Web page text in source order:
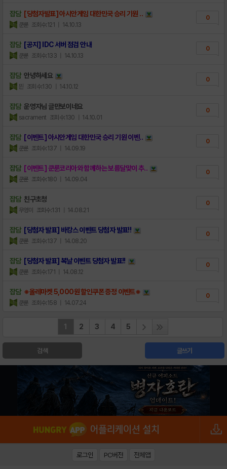
잡담 [당첨자발표] 아시안게임 대한민국 승리 기원 ..
쿤룬 조회수:121 | 14.10.13
0
잡담 [공지] IDC 서버 점검 안내
쿤룬 조회수:133 | 14.10.13
0
잡담 안녕하세요
믠 조회수:130 | 14.10.12
0
잡담 운영자님 글만보이네요
sacrament 조회수:130 | 14.10.01
0
잡담 [이벤트] 아시안게임 대한민국 승리 기원 이벤..
쿤룬 조회수:137 | 14.09.19
0
잡담 [이벤트] 쿤룬코리아와 함께하는 보름달맞이 추..
쿤룬 조회수:180 | 14.09.04
0
잡담 친구초청
무엉미 조회수:131 | 14.08.21
0
잡담 [당첨자 발표] 바캉스 이벤트 당첨자 발표!!
쿤룬 조회수:137 | 14.08.20
0
잡담 [당첨자 발표] 복날 이벤트 당첨자 발표!!
쿤룬 조회수:171 | 14.08.12
0
잡담 ※올레마켓 5,000원 할인쿠폰 증정 이벤트※
쿤룬 조회수:158 | 14.07.24
0
1 2 3 4 5
검색 글쓰기
로그인 PC버전 전체앱